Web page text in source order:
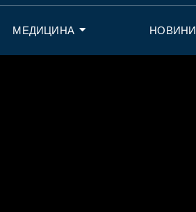
МЕДИЦИНА НОВИНИ